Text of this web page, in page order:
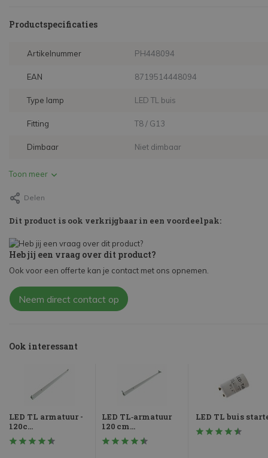
Productspecificaties
Artikelnummer PH448094
EAN 8719514448094
Type lamp LED TL buis
Fitting T8 / G13
Dimbaar Niet dimbaar
Toon meer
Delen
Dit product is ook verkrijgbaar in een voordeelpak:
Heb jij een vraag over dit product?
Ook voor een offerte kan je contact met ons opnemen.
Neem direct contact op
Ook interessant
LED TL armatuur -
120c...
LED TL‑armatuur
120 cm...
LED TL buis